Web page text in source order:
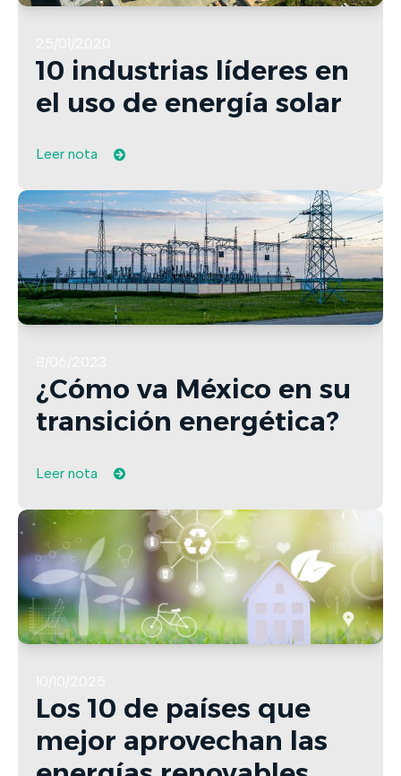
10 industrias líderes en
el uso de energía solar
Leer nota
¿Cómo va México en su
transición energética?
Leer nota
Los 10 de países que
mejor aprovechan las